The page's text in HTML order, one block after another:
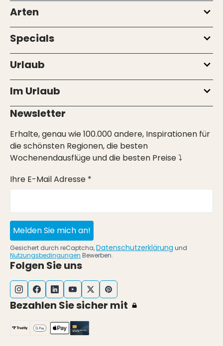
Arten
Specials
Urlaub
Im Urlaub
Newsletter
Erhalte, genau wie 100.000 andere, Inspirationen für
die schönsten Regionen, die besten
Wochenendausflüge und die besten Preise ⤵
Ihre E-Mail Adresse *
Melden Sie mich an!
Gesichert durch reCaptcha,Datenschutzerklärung und
Nutzungsbedingungen Bewerben.
Folgen Sie uns
Bezahlen Sie sicher mit